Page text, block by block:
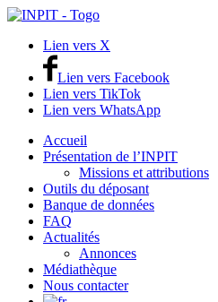
Lien vers X
Lien vers Facebook
Lien vers TikTok
Lien vers WhatsApp
Accueil
Présentation de l’INPIT
Missions et attributions
Outils du déposant
Banque de données
FAQ
Actualités
Annonces
Médiathèque
Nous contacter